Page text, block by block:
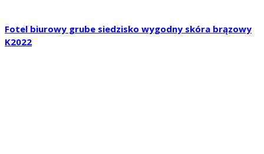
Fotel biurowy grube siedzisko wygodny skóra brązowy
K2022